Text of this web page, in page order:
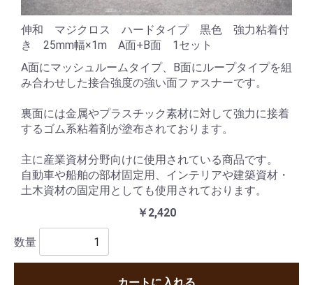
伸和 マジクロス ハードタイプ 黒色 強力粘着付
き 25mm幅×1m A面+B面 1セット
A面にマッシュルームタイプ、B面にループタイプを組
み合わせした接合強度の強い面ファスナーです。
裏面には金属やプラスチック素材に対して強力に接着
するゴム系粘着剤が塗布されております。
主に産業資材分野向けに使用されている商品です。
自動車や船舶の部材固定用、インテリアや建築資材・
土木資材の固定用としても使用されております。
￥2,420
数量